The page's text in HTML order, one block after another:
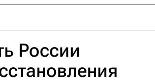
России